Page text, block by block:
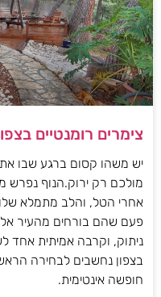
צימרים רומנטיים
יש משהו קסום ברגע שבו
מולכם רק ירוק.הנוף נפרש
אחרי הטל, והלב מתמלא
פעם שהם בורחים מהעיר
ניתוק, וקרבה אמיתית אחד
בצפון נחשבים לבחירה
חופשה אינטימית.